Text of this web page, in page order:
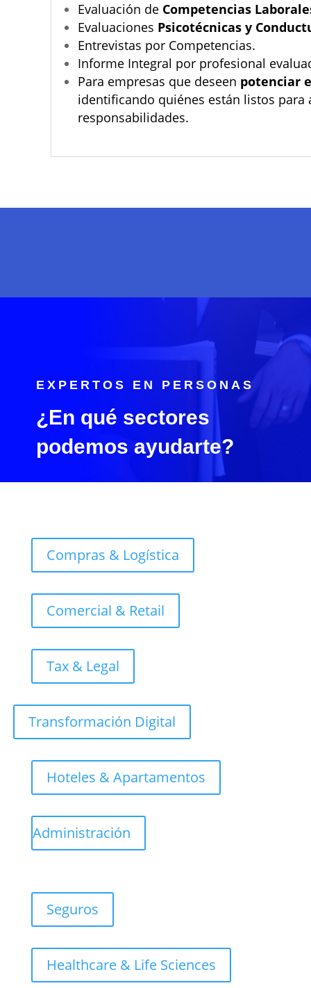
Evaluación de Competencias
Evaluaciones Psicotécnicas y
Entrevistas por Competencias.
Informe Integral por profesional
Para empresas que deseen potenciar
identificando quiénes están listos para
responsabilidades.
EXPERTOS EN PERSONAS
¿En qué sectores
podemos ayudarte?
Compras & Logística
Comercial & Retail
Tax & Legal
Transformación Digital
Hoteles & Apartamentos
Administración
Seguros
Healthcare & Life Sciences